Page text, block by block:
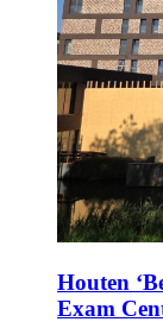
Houten
Exam